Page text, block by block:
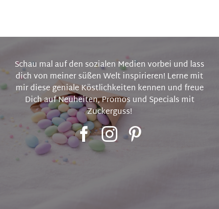
Schau mal auf den sozialen Medien vorbei und lass
dich von meiner süßen Welt inspirieren! Lerne mit
mir diese geniale Köstlichkeiten kennen und freue
Dich auf Neuheiten, Promos und Specials mit
Zuckerguss!